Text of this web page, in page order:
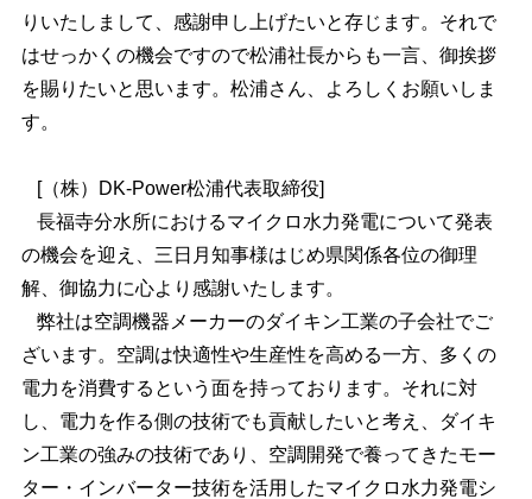
りいたしまして、感謝申し上げたいと存じます。それで
はせっかくの機会ですので松浦社長からも一言、御挨拶
を賜りたいと思います。松浦さん、よろしくお願いしま
す。
[（株）DK-Power松浦代表取締役]
長福寺分水所におけるマイクロ水力発電について発表
の機会を迎え、三日月知事様はじめ県関係各位の御理
解、御協力に心より感謝いたします。
弊社は空調機器メーカーのダイキン工業の子会社でご
ざいます。空調は快適性や生産性を高める一方、多くの
電力を消費するという面を持っております。それに対
し、電力を作る側の技術でも貢献したいと考え、ダイキ
ン工業の強みの技術であり、空調開発で養ってきたモー
ター・インバーター技術を活用したマイクロ水力発電シ